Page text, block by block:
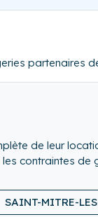
partenaires
de leur
les contraintes de
SAINT-MITRE-LES-